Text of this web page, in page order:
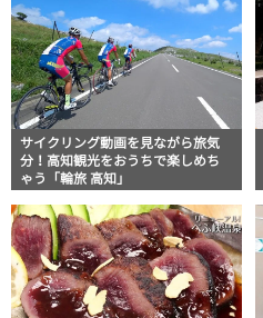
サイクリング動画を見ながら旅気
分！高知観光をおうちで楽しめち
ゃう「輪旅 高知」